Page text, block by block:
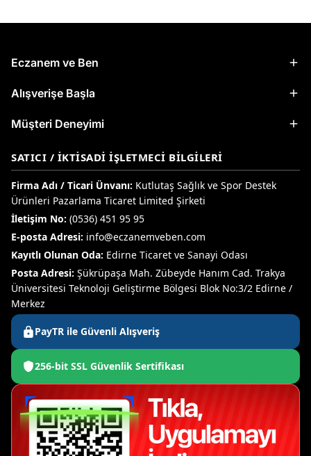
Eczanem ve Ben
Alışverişe Başla
Müşteri Deneyimi
SATICI / İKTISADI İŞLETMECI BILGILERI
Firma Adı / Ticari Ünvanı: Kutlutaş Sağlık ve Spor Destek
Ürünleri Pazarlama Ticaret Limited Şirketi
İletişim No: (0536) 451 95 95
E-posta Adresi: info@eczanemveben.com
Kayıtlı Olunan Oda: Edirne Ticaret ve Sanayi Odası
Posta Adresi: Şükrüpaşa Mah. Zübeyde Hanım Cad. Trakya
Üniversitesi Teknoloji Geliştirme Bölgesi Blok No:3/2 Edirne /
Merkez
PayTR ile Güvenli Alışveriş
256-bit SSL Güvenlik Sertifikası